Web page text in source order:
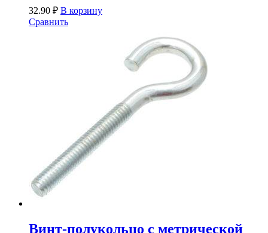
32.90 ₽ В корзину
Сравнить
Винт-полукольцо с метрической